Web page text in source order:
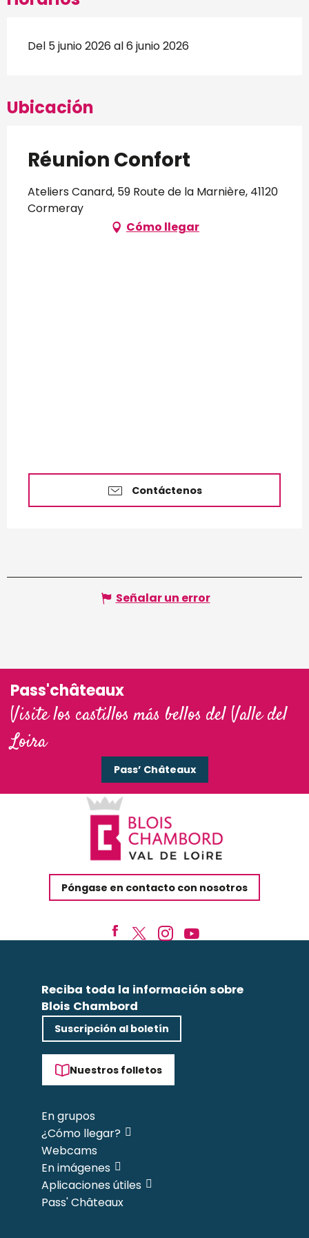
Del 5 junio 2026 al 6 junio 2026
Ubicación
Réunion Confort
Ateliers Canard, 59 Route de la Marnière, 41120
Cormeray
Cómo llegar
Contáctenos
Señalar un error
Pass'châteaux
Visite los castillos más bellos del Valle del
Loira
Pass’ Châteaux
Póngase en contacto con nosotros
Reciba toda la información sobre
Blois Chambord
Suscripción al boletín
Nuestros folletos
En grupos
¿Cómo llegar?
Webcams
En imágenes
Aplicaciones útiles
Pass' Châteaux